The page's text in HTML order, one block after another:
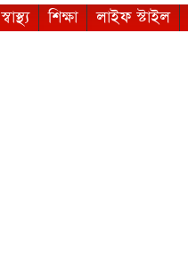
স্বাস্থ্য শিক্ষা লাইফ স্টাইল